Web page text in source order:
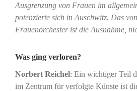
Ausgrenzung von Frauen im
potenzierte sich in Auschwitz. Das
Frauenorchester ist die Ausnahme,
Was ging verloren?
Norbert Reichel: Ein wichtiger Teil
im Zentrum für verfolgte Künste ist